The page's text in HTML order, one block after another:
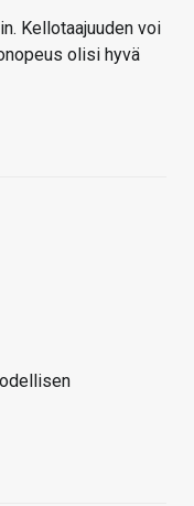
Kellotaajuuden voi
olisi hyvä